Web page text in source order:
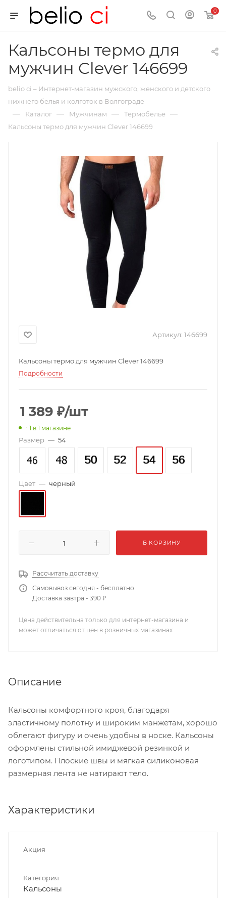
0
Кальсоны термо для
мужчин Clever 146699
belio ci – Интернет-магазин мужского, женского и детского
нижнего белья и колготок в Волгограде
— Каталог — Мужчинам — Термобелье —
Кальсоны термо для мужчин Clever 146699
Артикул: 146699
Кальсоны термо для мужчин Clever 146699
Подробности
1 389 ₽/шт
: 1 в 1 магазине
Размер — 54
Цвет — черный
В КОРЗИНУ
Рассчитать доставку
Самовывоз сегодня - бесплатно
Доставка завтра - 390 ₽
Цена действительна только для интернет-магазина и
может отличаться от цен в розничных магазинах
Описание
Кальсоны комфортного кроя, благодаря
эластичному полотну и широким манжетам, хорошо
облегают фигуру и очень удобны в носке. Кальсоны
оформлены стильной имиджевой резинкой и
логотипом. Плоские швы и мягкая силиконовая
размерная лента не натирают тело.
Характеристики
Акция
Категория
Кальсоны